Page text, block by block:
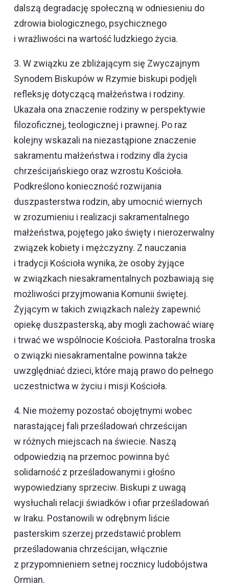
dalszą degradację społeczną w odniesieniu do
zdrowia biologicznego, psychicznego
i wrażliwości na wartość ludzkiego życia.
3. W związku ze zbliżającym się Zwyczajnym
Synodem Biskupów w Rzymie biskupi podjęli
refleksję dotyczącą małżeństwa i rodziny.
Ukazała ona znaczenie rodziny w perspektywie
filozoficznej, teologicznej i prawnej. Po raz
kolejny wskazali na niezastąpione znaczenie
sakramentu małżeństwa i rodziny dla życia
chrześcijańskiego oraz wzrostu Kościoła.
Podkreślono konieczność rozwijania
duszpasterstwa rodzin, aby umocnić wiernych
w zrozumieniu i realizacji sakramentalnego
małżeństwa, pojętego jako święty i nierozerwalny
związek kobiety i mężczyzny. Z nauczania
i tradycji Kościoła wynika, że osoby żyjące
w związkach niesakramentalnych pozbawiają się
możliwości przyjmowania Komunii świętej.
Żyjącym w takich związkach należy zapewnić
opiekę duszpasterską, aby mogli zachować wiarę
i trwać we wspólnocie Kościoła. Pastoralna troska
o związki niesakramentalne powinna także
uwzględniać dzieci, które mają prawo do pełnego
uczestnictwa w życiu i misji Kościoła.
4. Nie możemy pozostać obojętnymi wobec
narastającej fali prześladowań chrześcijan
w różnych miejscach na świecie. Naszą
odpowiedzią na przemoc powinna być
solidarność z prześladowanymi i głośno
wypowiedziany sprzeciw. Biskupi z uwagą
wysłuchali relacji świadków i ofiar prześladowań
w Iraku. Postanowili w odrębnym liście
pasterskim szerzej przedstawić problem
prześladowania chrześcijan, włącznie
z przypomnieniem setnej rocznicy ludobójstwa
Ormian.